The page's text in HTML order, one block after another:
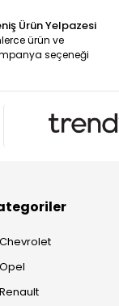
Ürün Yelpazesi
ürün ve
seçeneği
Chevrolet
Opel
Renault